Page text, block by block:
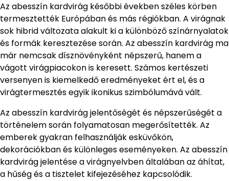
Az abesszín kardvirág későbbi években széles körben
termesztették Európában és más régiókban. A virágnak
sok hibrid változata alakult ki a különböző színárnyalatok
és formák keresztezése során. Az abesszín kardvirág ma
már nemcsak dísznövényként népszerű, hanem a
vágott virágpiacokon is keresett. Számos kertészeti
versenyen is kiemelkedő eredményeket ért el, és a
virágtermesztés egyik ikonikus szimbólumává vált.
Az abesszín kardvirág jelentőségét és népszerűségét a
történelem során folyamatosan megerősítették. Az
emberek gyakran felhasználják esküvőkön,
dekorációkban és különleges eseményeken. Az abesszín
kardvirág jelentése a virágnyelvben általában az áhítat,
a hűség és a tisztelet kifejezéséhez kapcsolódik.